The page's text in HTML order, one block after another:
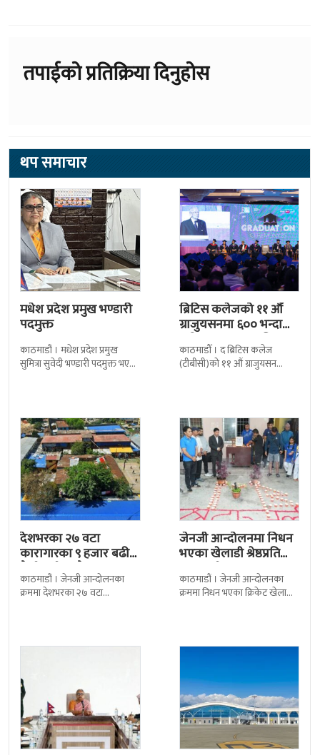
तपाईको प्रतिक्रिया दिनुहोस
थप समाचार
मधेश प्रदेश प्रमुख भण्डारी
पदमुक्त
काठमाडौं । मधेश प्रदेश प्रमुख
सुमित्रा सुवेदी भण्डारी पदमुक्त भएकी
ब्रिटिस कलेजको ११ औँ
ग्राजुयसनमा ६०० भन्दा
बढी ग्राजुयट सम्मानित
काठमाडौँ । द ब्रिटिस कलेज
(टीबीसी)को ११ औं ग्राजुयसन
देशभरका २७ वटा
कारागारका ९ हजार बढी
कैदीबन्दी अझै फरार
काठमाडौं । जेनजी आन्दोलनका
क्रममा देशभरका २७ वटा
जेनजी आन्दोलनमा निधन
भएका खेलाडी श्रेष्ठप्रति
श्रद्धाञ्जली
काठमाडौं । जेनजी आन्दोलनका
क्रममा निधन भएका क्रिकेट खेलाडी